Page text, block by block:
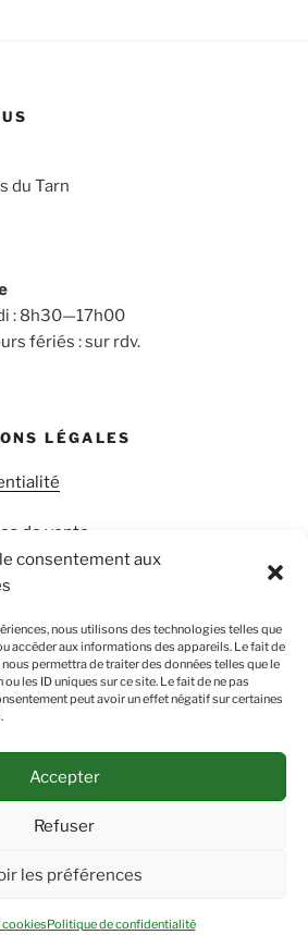
consentement aux
nous utilisons des technologies telles que
accéder aux informations des appareils. Le fait de
permettra de traiter des données telles que le
les ID uniques sur ce site. Le fait de ne pas
peut avoir un effet négatif sur certaines
Accepter
Refuser
les préférences
cookiesPolitique de confidentialité
du Tarn
: 8h30—17h00
fériés : sur rdv.
LÉGALES
de vente
Fièrement propulsé par